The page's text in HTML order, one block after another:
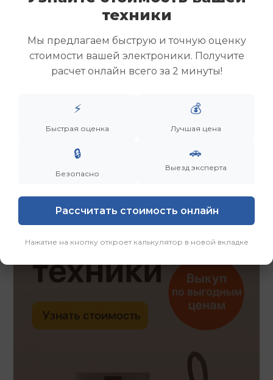
Скупка ноутбуков
Скупка ультрабуков
Скупка игровых ноутбуков
Скупка рабочих ноутбуков
Скупка старых ноутбуков (б/у)
Заказать Смотреть еще
техники
Мы предлагаем быструю и точную оценку
стоимости вашей электроники. Получите
расчет онлайн всего за 2 минуты!
⚡
Быстрая оценка
💰
Лучшая цена
🔒
Безопасно
🚗
Выезд эксперта
Рассчитать стоимость онлайн
Нажатие на кнопку откроет калькулятор в новой вкладке